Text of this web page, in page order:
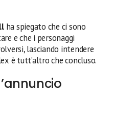
ha spiegato che ci sono
e che i personaggi
lasciando intendere
è tutt’altro che concluso.